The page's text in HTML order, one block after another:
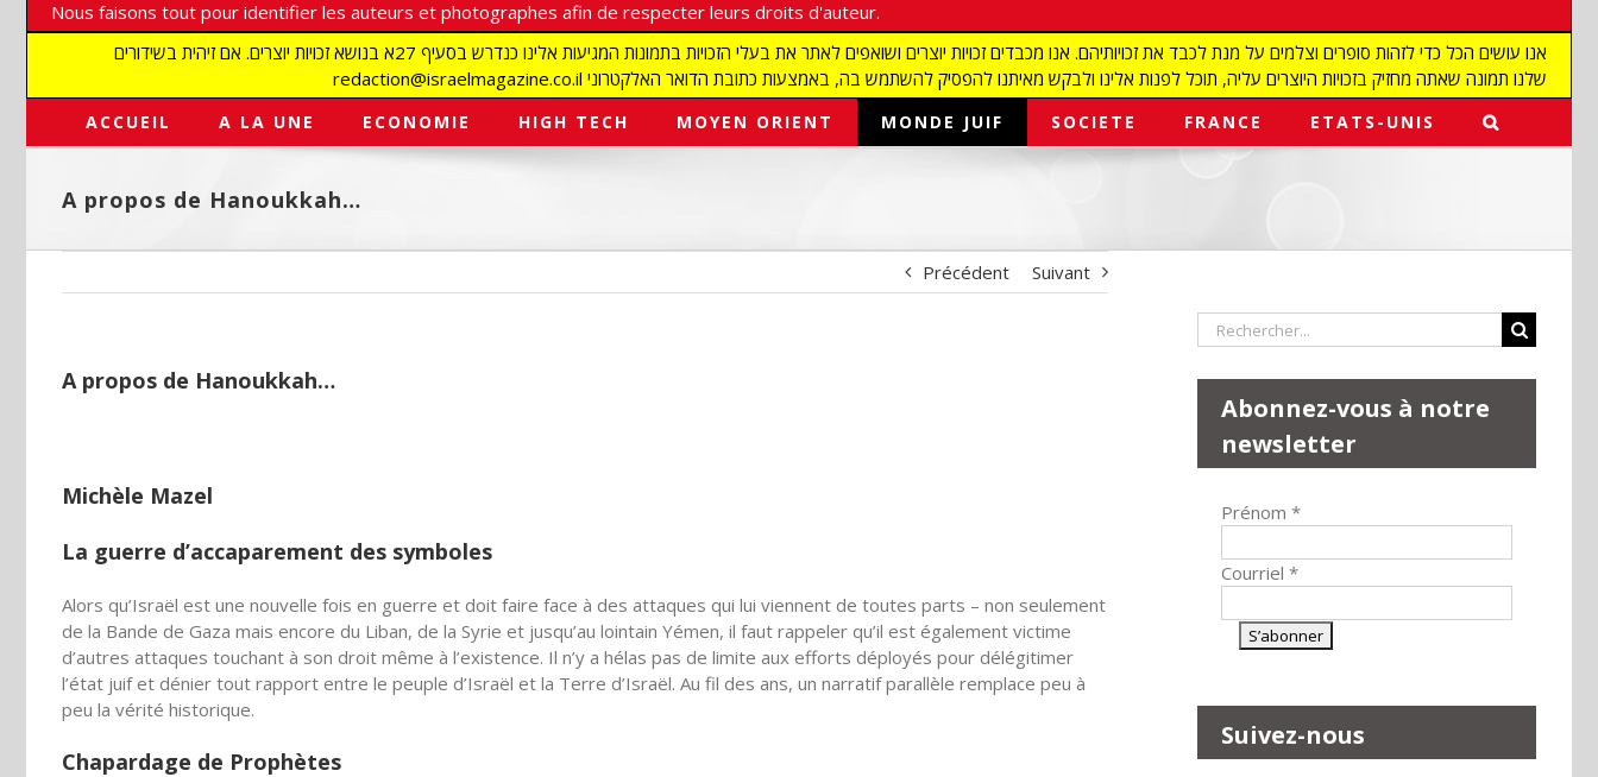
Nous faisons tout pour identifier les auteurs et photographes afin de respecter leurs droits d'auteur.
אנו עושים הכל כדי לזהות סופרים וצלמים על מנת לכבד את זכויותיהם. אנו מכבדים זכויות יוצרים ושואפים לאתר את בעלי הזכויות בתמונות המגיעות אלינו כנדרש בסעיף 27א בנושא זכויות יוצרים. אם זיהית בשידורים
redaction@israelmagazine.co.il שלנו תמונה שאתה מחזיק בזכויות היוצרים עליה, תוכל לפנות אלינו ולבקש מאיתנו להפסיק להשתמש בה, באמצעות כתובת הדואר האלקטרוני
ACCUEIL A LA UNE ECONOMIE HIGH TECH MOYEN ORIENT MONDE JUIF SOCIETE FRANCE ETATS-UNIS
A propos de Hanoukkah…
Précédent Suivant
A propos de Hanoukkah…
Michèle Mazel
La guerre d’accaparement des symboles
Alors qu’Israël est une nouvelle fois en guerre et doit faire face à des attaques qui lui viennent de toutes parts – non seulement
de la Bande de Gaza mais encore du Liban, de la Syrie et jusqu’au lointain Yémen, il faut rappeler qu’il est également victime
d’autres attaques touchant à son droit même à l’existence. Il n’y a hélas pas de limite aux efforts déployés pour délégitimer
l’état juif et dénier tout rapport entre le peuple d’Israël et la Terre d’Israël. Au fil des ans, un narratif parallèle remplace peu à
peu la vérité historique.
Chapardage de Prophètes
Rechercher:
Abonnez-vous à notre
newsletter
Prénom *
Courriel *
Suivez-nous